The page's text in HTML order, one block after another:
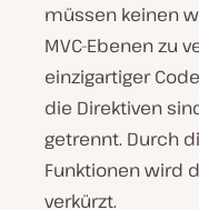
müssen keinen
MVC-Ebenen zu
einzigartiger
die Direktiven
getrennt. Durch
Funktionen wird
verkürzt.